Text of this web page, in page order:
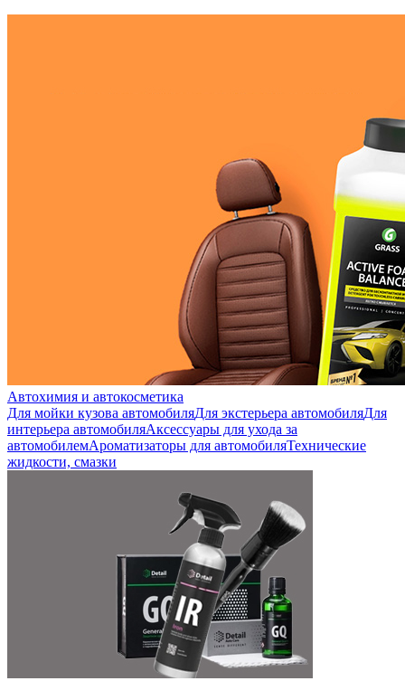
Автохимия и автокосметика
Для мойки кузова автомобиляДля экстерьера автомобиляДля
интерьера автомобиляАксессуары для ухода за
автомобилемАроматизаторы для автомобиляТехнические
жидкости, смазки